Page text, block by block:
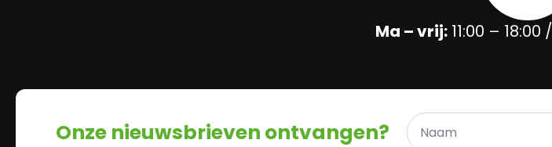
Ma – vrij:11:00 – 18:00 /
Onze nieuwsbrieven ontvangen?
Naam
*